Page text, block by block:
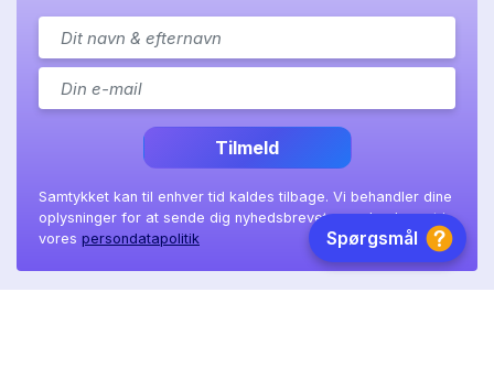
Tilmeld
Samtykket kan til enhver tid kaldes tilbage. Vi behandler dine
oplysninger for at sende dig nyhedsbrevet, som beskrevet i
vores persondatapolitik